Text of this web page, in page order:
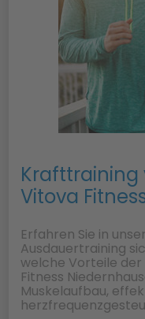
Krafttraining
Vitova
Erfahren Sie in
Ausdauertraining
welche Vorteile
Fitness
Muskelaufbau,